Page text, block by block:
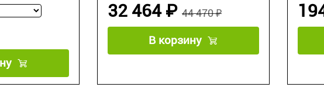
44 470 ₽
32 464 ₽
В корзину